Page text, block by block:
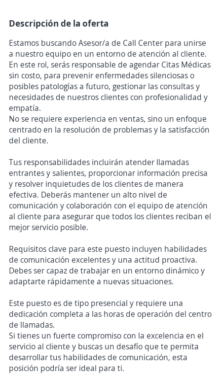
Descripción de la oferta
Estamos buscando Asesor/a de Call Center para unirse
a nuestro equipo en un entorno de atención al cliente.
En este rol, serás responsable de agendar Citas Médicas
sin costo, para prevenir enfermedades silenciosas o
posibles patologías a futuro, gestionar las consultas y
necesidades de nuestros clientes con profesionalidad y
empatía.
No se requiere experiencia en ventas, sino un enfoque
centrado en la resolución de problemas y la satisfacción
del cliente.
Tus responsabilidades incluirán atender llamadas
entrantes y salientes, proporcionar información precisa
y resolver inquietudes de los clientes de manera
efectiva. Deberás mantener un alto nivel de
comunicación y colaboración con el equipo de atención
al cliente para asegurar que todos los clientes reciban el
mejor servicio posible.
Requisitos clave para este puesto incluyen habilidades
de comunicación excelentes y una actitud proactiva.
Debes ser capaz de trabajar en un entorno dinámico y
adaptarte rápidamente a nuevas situaciones.
Este puesto es de tipo presencial y requiere una
dedicación completa a las horas de operación del centro
de llamadas.
Si tienes un fuerte compromiso con la excelencia en el
servicio al cliente y buscas un desafío que te permita
desarrollar tus habilidades de comunicación, esta
posición podría ser ideal para ti.